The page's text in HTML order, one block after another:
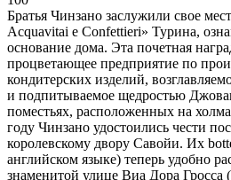
Братья Чинзано заслужили свое
Acquavitai e Confettieri» Турина,
основание дома. Эта почетная
процветающее предприятие по
кондитерских изделий,
и подпитываемое щедростью
поместьях, расположенных на
году Чинзано удостоились чести
королевскому двору Савойи. Их
английском языке) теперь удобно
знаменитой улице Виа Дора Гросса